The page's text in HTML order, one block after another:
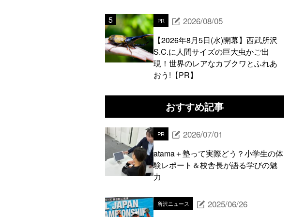
PR 2026/08/05
【2026年8月5日(水)開幕】西武所沢
S.C.に人間サイズの巨大虫かご出
現！世界のレアなカブクワとふれあ
おう!【PR】
おすすめ記事
PR 2026/07/01
atama＋塾って実際どう？小学生の体
験レポート＆校舎長が語る学びの魅
力
所沢ニュース 2025/06/26